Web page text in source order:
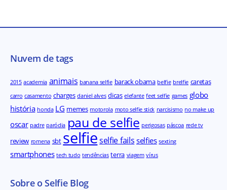
Nuvem de tags
2015 academia animais banana selfie barack obama belfie brelfie caretas
carro casamento charges daniel alves dicas elefante feet selfie games globo
história honda LG memes motorola moto selfie stick narcisismo no make up
oscar padre paródia pau de selfie perigosas páscoa rede tv
review romena sbt selfieselfie fails selfies sexting
smartphones tech tudo tendências terra viagem vírus
Sobre o Selfie Blog